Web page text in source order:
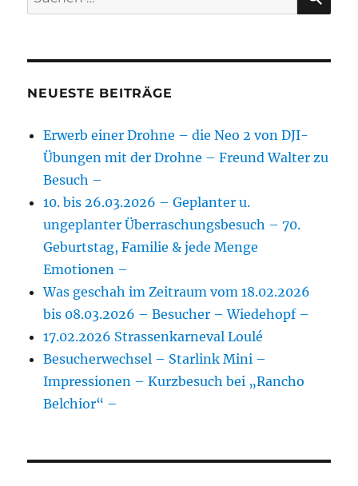
nach:
NEUESTE BEITRÄGE
Erwerb einer Drohne – die Neo 2 von DJI-
Übungen mit der Drohne – Freund Walter zu
Besuch –
10. bis 26.03.2026 – Geplanter u.
ungeplanter Überraschungsbesuch – 70.
Geburtstag, Familie & jede Menge
Emotionen –
Was geschah im Zeitraum vom 18.02.2026
bis 08.03.2026 – Besucher – Wiedehopf –
17.02.2026 Strassenkarneval Loulé
Besucherwechsel – Starlink Mini –
Impressionen – Kurzbesuch bei „Rancho
Belchior“ –